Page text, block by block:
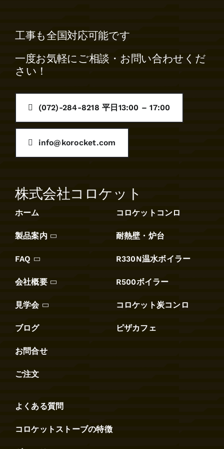
工事も全国対応可能です
一度お気軽にご相談・お問い合わせくだ
さい！
(072)-284-8218 平日13:00 – 17:00
info@korocket.com
株式会社コロケット
ホーム
製品案内
FAQ
会社概要
見学会
ブログ
お問合せ
ご注文
コロケットコンロ
耐熱壁・炉台
R330N温水ボイラー
R500ボイラー
コロケット炭コンロ
ピザカフェ
よくある質問
コロケットストーブの特徴